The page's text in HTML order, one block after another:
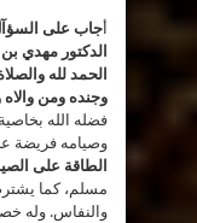
أعمال
..
مغلقة
أجاب على
الدكتور مهدي
الحمد لله
وجنده ومن والاه
فضله الله
وصيامه فريضة
الطاقة على
مسلم، كما
والنفاس. وله